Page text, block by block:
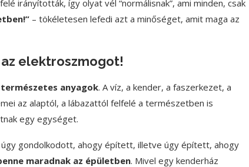
irányították, így olyat vél “normálisnak”, ami minden, csak
– tökéletesen lefedi azt a minőséget, amit maga az
elektroszmogot!
természetes anyagok. A víz, a kender, a faszerkezet, a
az alaptól, a lábazattól felfelé a természetben is
egy egységet.
gondolkodott, ahogy épített, illetve úgy épített, ahogy
maradnak az épületben. Mivel egy kenderház